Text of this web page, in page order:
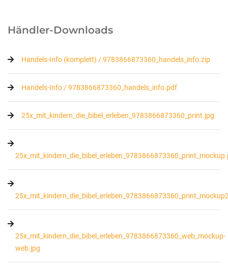
Händler-Downloads
Handels-Info (komplett) / 9783866873360_handels_info.zip
Handels-Info / 9783866873360_handels_info.pdf
25x_mit_kindern_die_bibel_erleben_9783866873360_print.jpg
25x_mit_kindern_die_bibel_erleben_9783866873360_web_mockup-
web.jpg